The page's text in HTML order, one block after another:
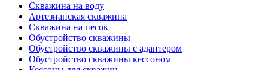
Скважина на воду
Артезианская скважина
Скважина на песок
Обустройство скважины
Обустройство скважины с адаптером
Обустройство скважины кессоном